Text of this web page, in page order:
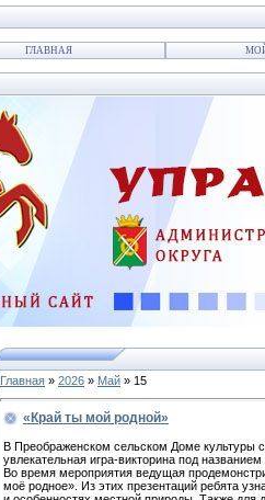
ГЛАВНАЯ
Главная » 2026 » Май » 15
«Край ты мой родной»
В Преображенском сельском Доме культуры
увлекательная игра-викторина под
Во время мероприятия ведущая
моё родное». Из этих презентаций ребята